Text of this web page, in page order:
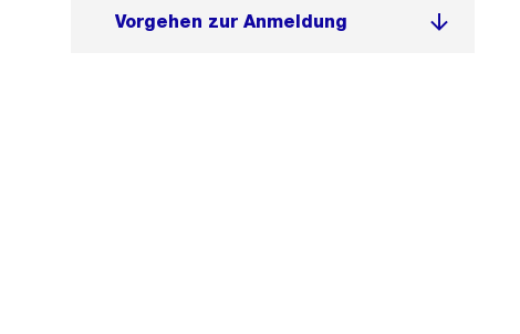
Vorgehen zur Anmeldung